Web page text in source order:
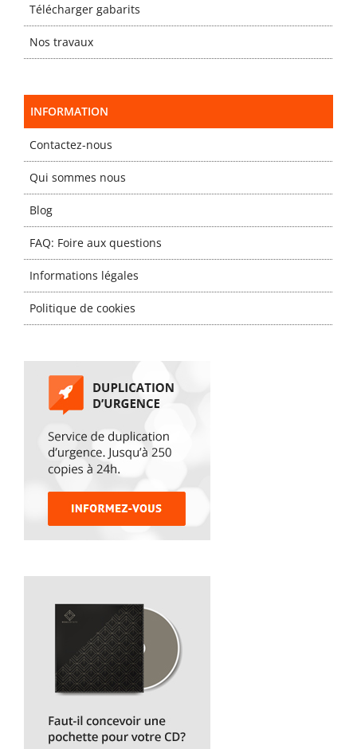
Télécharger gabarits
Nos travaux
INFORMATION
Contactez-nous
Qui sommes nous
Blog
FAQ: Foire aux questions
Informations légales
Politique de cookies